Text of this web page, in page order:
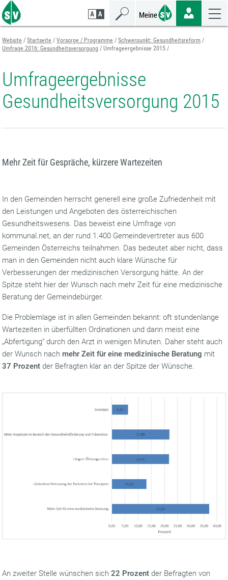
Zum
Seiteninhalt
springen
Zur
Navigation
springen
Zur
Mobilen
Navigation
springen
Website Startseite Vorsorge / Programme
Schwerpunkt: Gesundheitsreform
Umfrage 2016: Gesundheitsversorgung
Umfrageergebnisse 2015
Umfrageergebnisse
Gesundheitsversorgung 2015
Mehr Zeit für Gespräche, kürzere Wartezeiten
In den Gemeinden herrscht generell eine große Zufriedenheit mit
den Leistungen und Angeboten des österreichischen
Gesundheitswesens. Das beweist eine Umfrage von
kommunal.net, an der rund 1.400 Gemeindevertreter aus 600
Gemeinden Österreichs teilnahmen. Das bedeutet aber nicht, dass
man in den Gemeinden nicht auch klare Wünsche für
Verbesserungen der medizinischen Versorgung hätte. An der
Spitze steht hier der Wunsch nach mehr Zeit für eine medizinische
Beratung der Gemeindebürger.
Die Problemlage ist in allen Gemeinden bekannt: oft stundenlange
Wartezeiten in überfüllten Ordinationen und dann meist eine
„Abfertigung“ durch den Arzt in wenigen Minuten. Daher steht auch
der Wunsch nach mehr Zeit für eine medizinische Beratung mit
37 Prozent der Befragten klar an der Spitze der Wünsche.
An zweiter Stelle wünschen sich22 Prozent der Befragten von